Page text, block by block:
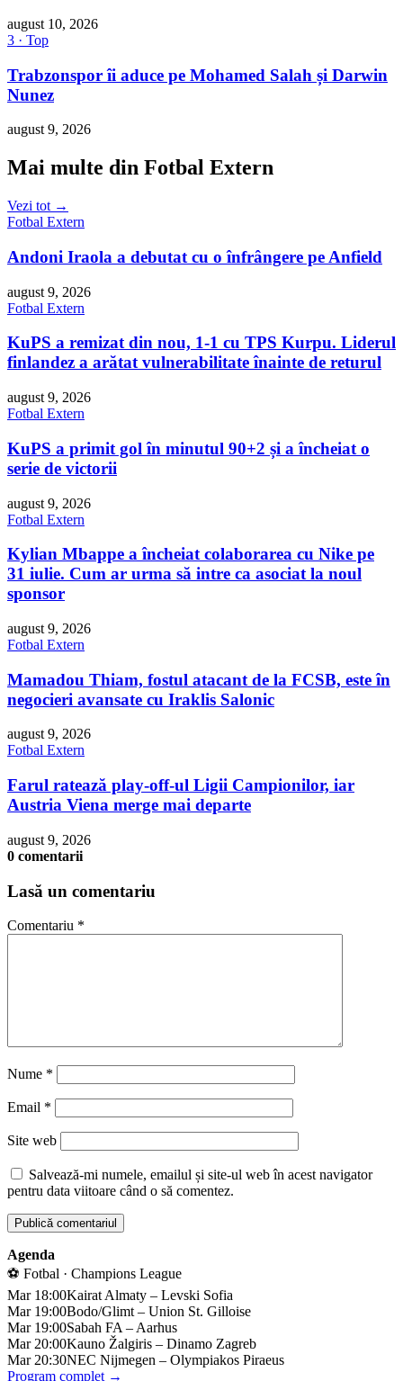
august 10, 2026
3 · Top
Trabzonspor îi aduce pe Mohamed Salah și Darwin
Nunez
august 9, 2026
Mai multe din Fotbal Extern
Vezi tot →
Fotbal Extern
Andoni Iraola a debutat cu o înfrângere pe Anfield
august 9, 2026
Fotbal Extern
KuPS a remizat din nou, 1-1 cu TPS Kurpu. Liderul
finlandez a arătat vulnerabilitate înainte de returul
august 9, 2026
Fotbal Extern
KuPS a primit gol în minutul 90+2 și a încheiat o
serie de victorii
august 9, 2026
Fotbal Extern
Kylian Mbappe a încheiat colaborarea cu Nike pe
31 iulie. Cum ar urma să intre ca asociat la noul
sponsor
august 9, 2026
Fotbal Extern
Mamadou Thiam, fostul atacant de la FCSB, este în
negocieri avansate cu Iraklis Salonic
august 9, 2026
Fotbal Extern
Farul ratează play-off-ul Ligii Campionilor, iar
Austria Viena merge mai departe
august 9, 2026
0 comentarii
Lasă un comentariu
Comentariu *
Nume *
Email *
Site web
Salvează-mi numele, emailul și site-ul web în acest navigator
pentru data viitoare când o să comentez.
Agenda
⚽ Fotbal · Champions League
Mar 18:00Kairat Almaty – Levski Sofia
Mar 19:00Bodo/Glimt – Union St. Gilloise
Mar 19:00Sabah FA – Aarhus
Mar 20:00Kauno Žalgiris – Dinamo Zagreb
Mar 20:30NEC Nijmegen – Olympiakos Piraeus
Program complet →